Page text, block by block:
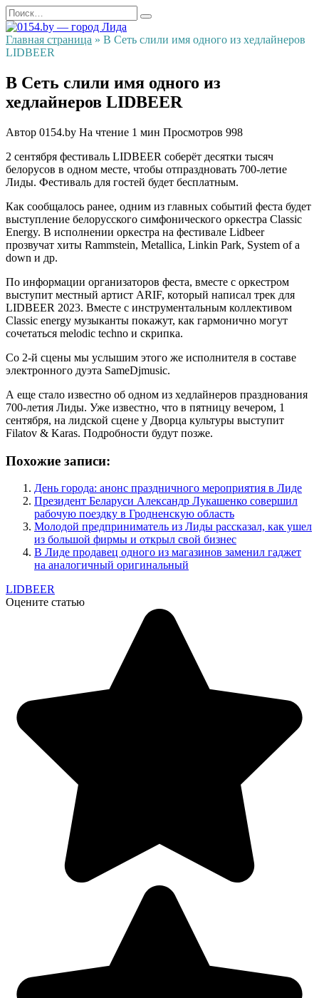
Перейти
к
содержанию
Search
for:
Главная страница » В Сеть слили имя одного из хедлайнеров
LIDBEER
В Сеть слили имя одного из
хедлайнеров LIDBEER
Автор 0154.by На чтение 1 мин Просмотров 998
2 сентября фестиваль LIDBEER соберёт десятки тысяч
белорусов в одном месте, чтобы отпраздновать 700-летие
Лиды. Фестиваль для гостей будет бесплатным.
Как сообщалось ранее, одним из главных событий феста будет
выступление белорусского симфонического оркестра Classic
Energy. В исполнении оркестра на фестивале Lidbeer
прозвучат хиты Rammstein, Metallica, Linkin Park, System of a
down и др.
По информации организаторов феста, вместе с оркестром
выступит местный артист ARIF, который написал трек для
LIDBEER 2023. Вместе с инструментальным коллективом
Classic energy музыканты покажут, как гармонично могут
сочетаться melodic techno и скрипка.
Со 2-й сцены мы услышим этого же исполнителя в составе
электронного дуэта SameDjmusic.
А еще стало известно об одном из хедлайнеров празднования
700-летия Лиды. Уже известно, что в пятницу вечером, 1
сентября, на лидской сцене у Дворца культуры выступит
Filatov & Karas. Подробности будут позже.
Похожие записи:
День города: анонс праздничного мероприятия в Лиде
Президент Беларуси Александр Лукашенко совершил
рабочую поездку в Гродненскую область
Молодой предприниматель из Лиды рассказал, как ушел
из большой фирмы и открыл свой бизнес
В Лиде продавец одного из магазинов заменил гаджет
на аналогичный оригинальный
LIDBEER
Оцените статью